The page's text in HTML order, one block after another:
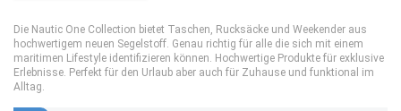
Die Nautic One Collection bietet Taschen, Rucksäcke und Weekender aus
hochwertigem neuen Segelstoff. Genau richtig für alle die sich mit einem
maritimen Lifestyle identifizieren können. Hochwertige Produkte für exklusive
Erlebnisse. Perfekt für den Urlaub aber auch für Zuhause und funktional im
Alltag.